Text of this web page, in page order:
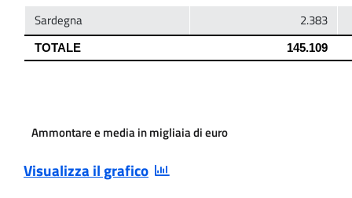
Ammontare e media in migliaia di euro